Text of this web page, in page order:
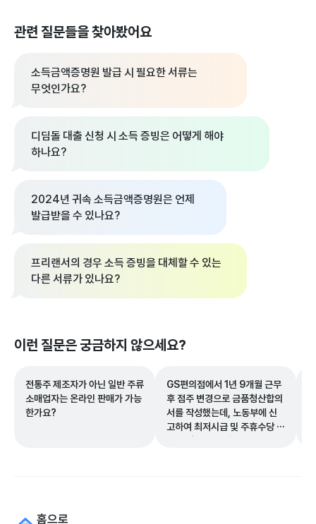
관련 질문들을 찾아봤어요
소득금액증명원 발급 시 필요한 서류는
무엇인가요?
디딤돌 대출 신청 시 소득 증빙은 어떻게 해야
하나요?
2024년 귀속 소득금액증명원은 언제
발급받을 수 있나요?
프리랜서의 경우 소득 증빙을 대체할 수 있는
다른 서류가 있나요?
이런 질문은 궁금하지 않으세요?
전통주 제조자가 아닌 일반 주류
소매업자는 온라인 판매가 가능
한가요?
GS편의점에서 1년 9개월 근무
후 점주 변경으로 금품청산합의
서를 작성했는데, 노동부에 신
고하여 최저시급 및 주휴수당 차
액을 받을 수 있나요?
홈으로